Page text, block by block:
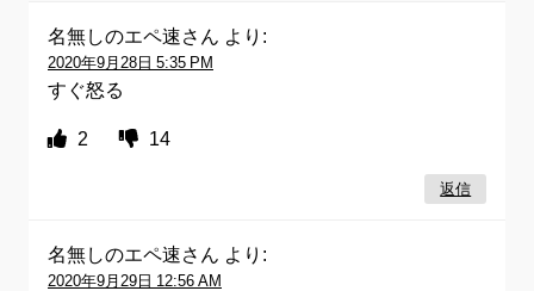
名無しのエペ速さん より:
2020年9月28日 5:35 PM
すぐ怒る
2 14
返信
名無しのエペ速さん より:
2020年9月29日 12:56 AM